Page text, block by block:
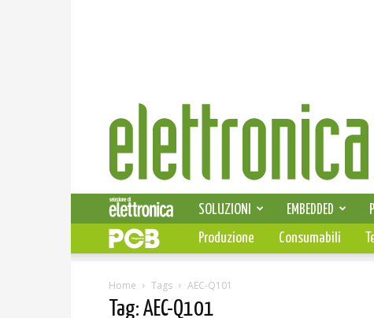
Elettronica
News
SOLUZIONI EMBEDDED
PCB
Produzione Consumabili
Home Tags AEC-Q101
Tag: AEC-Q101